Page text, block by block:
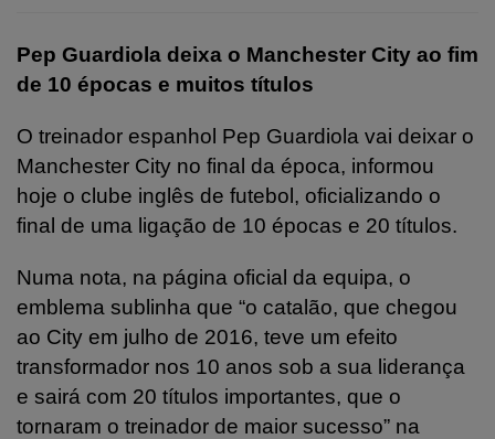
Pep Guardiola deixa o Manchester City ao fim
de 10 épocas e muitos títulos
O treinador espanhol Pep Guardiola vai deixar o
Manchester City no final da época, informou
hoje o clube inglês de futebol, oficializando o
final de uma ligação de 10 épocas e 20 títulos.
Numa nota, na página oficial da equipa, o
emblema sublinha que “o catalão, que chegou
ao City em julho de 2016, teve um efeito
transformador nos 10 anos sob a sua liderança
e sairá com 20 títulos importantes, que o
tornaram o treinador de maior sucesso” na